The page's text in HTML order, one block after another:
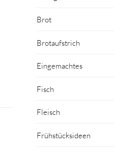
Brot
Brotaufstrich
Eingemachtes
Fisch
Fleisch
Frühstücksideen